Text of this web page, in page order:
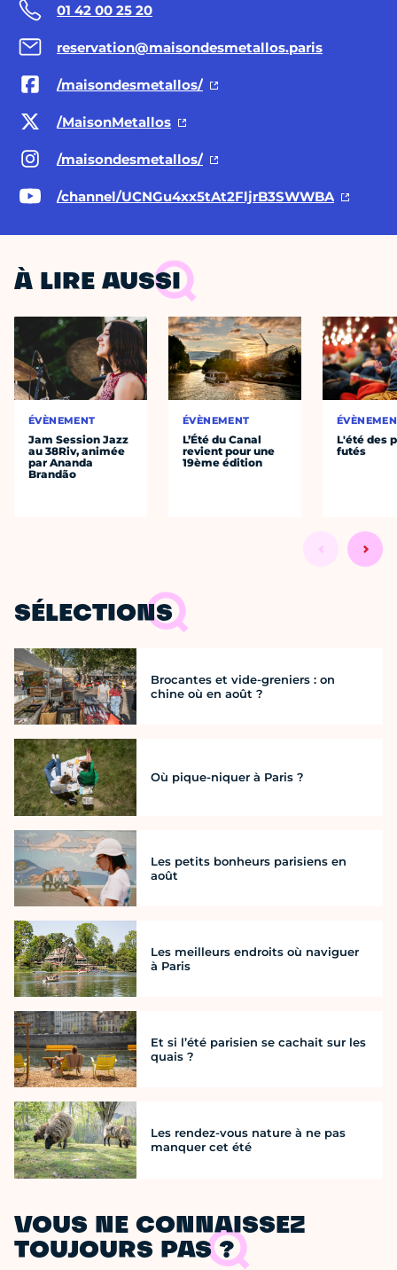
01 42 00 25 20
reservation@maisondesmetallos.paris
/maisondesmetallos/
/MaisonMetallos
/maisondesmetallos/
/channel/UCNGu4xx5tAt2FljrB3SWWBA
À LIRE AUSSI
ÉVÈNEMENT
Jam Session Jazz
au 38Riv, animée
par Ananda
Brandão
ÉVÈNEMENT
L’Été du Canal
revient pour une
19ème édition
L'été des
futés
SÉLECTIONS
Brocantes et vide-greniers : on
chine où en août ?
Où pique-niquer à Paris ?
Les petits bonheurs parisiens en
août
Les meilleurs endroits où naviguer
à Paris
Et si l’été parisien se cachait sur les
quais ?
Les rendez-vous nature à ne pas
manquer cet été
VOUS NE CONNAISSEZ
TOUJOURS PAS ?